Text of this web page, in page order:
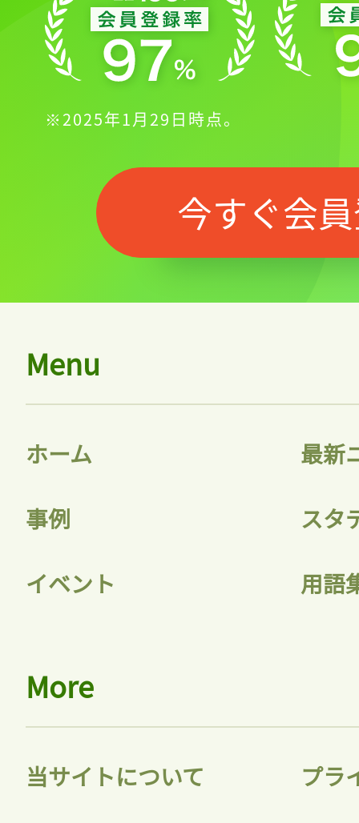
記事をお気に入りに
ログインが必
会員登録
※2025年1月29日時点。
今すぐ会
Menu
ホーム 最新
事例 スタ
イベント 用語
More
当サイトについて プラ